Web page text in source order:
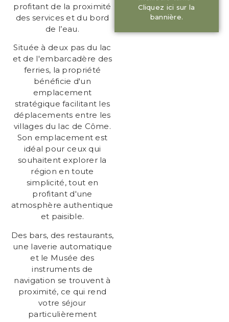
profitant de la proximité
des services et du bord
de l’eau.
Située à deux pas du lac
et de l'embarcadère des
ferries, la propriété
bénéficie d'un
emplacement
stratégique facilitant les
déplacements entre les
villages du lac de Côme.
Son emplacement est
idéal pour ceux qui
souhaitent explorer la
région en toute
simplicité, tout en
profitant d'une
atmosphère authentique
et paisible.
Des bars, des restaurants,
une laverie automatique
et le Musée des
instruments de
navigation se trouvent à
proximité, ce qui rend
votre séjour
particulièrement
Cliquez ici sur la
bannière.